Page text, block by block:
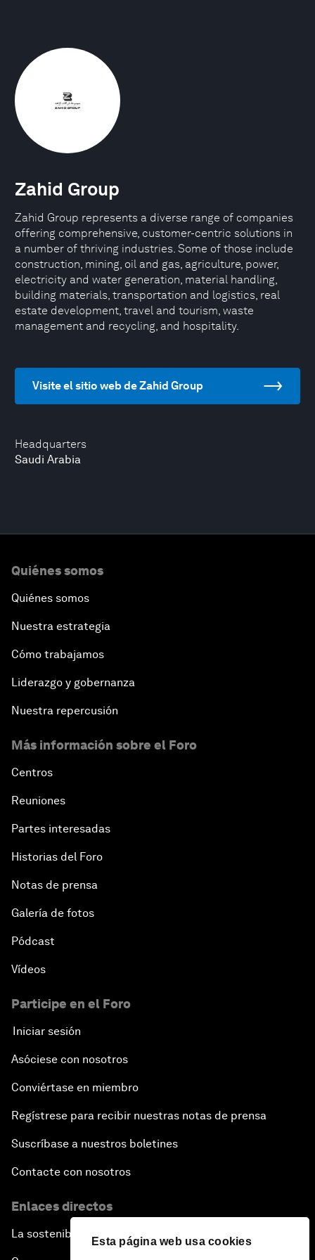
Esta página web usa cookies
Headquarters
Saudi Arabia
Zahid Group
Zahid Group represents a diverse range of companies
offering comprehensive, customer-centric solutions in
a number of thriving industries. Some of those include
construction, mining, oil and gas, agriculture, power,
electricity and water generation, material handling,
building materials, transportation and logistics, real
estate development, travel and tourism, waste
management and recycling, and hospitality.
Visite el sitio web de Zahid Group
Quiénes somos
Quiénes somos
Nuestra estrategia
Cómo trabajamos
Liderazgo y gobernanza
Nuestra repercusión
Más información sobre el Foro
Centros
Reuniones
Partes interesadas
Historias del Foro
Notas de prensa
Galería de fotos
Pódcast
Vídeos
Participe en el Foro
Iniciar sesión
Asóciese con nosotros
Conviértase en miembro
Regístrese para recibir nuestras notas de prensa
Suscríbase a nuestros boletines
Contacte con nosotros
Enlaces directos
La sostenibilidad en el Foro